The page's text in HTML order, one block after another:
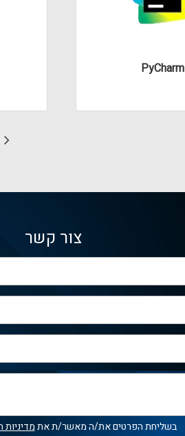
PyCharm
צור קשר
בשליחת הפרטים את/ה מאשר/ת אתמדיניות